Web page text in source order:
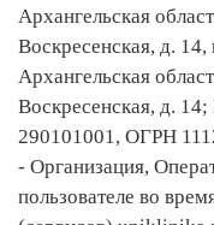
Архангельская
Воскресенская, д.
Архангельская
Воскресенская, д.
290101001, ОГРН
- Организация,
пользователе во